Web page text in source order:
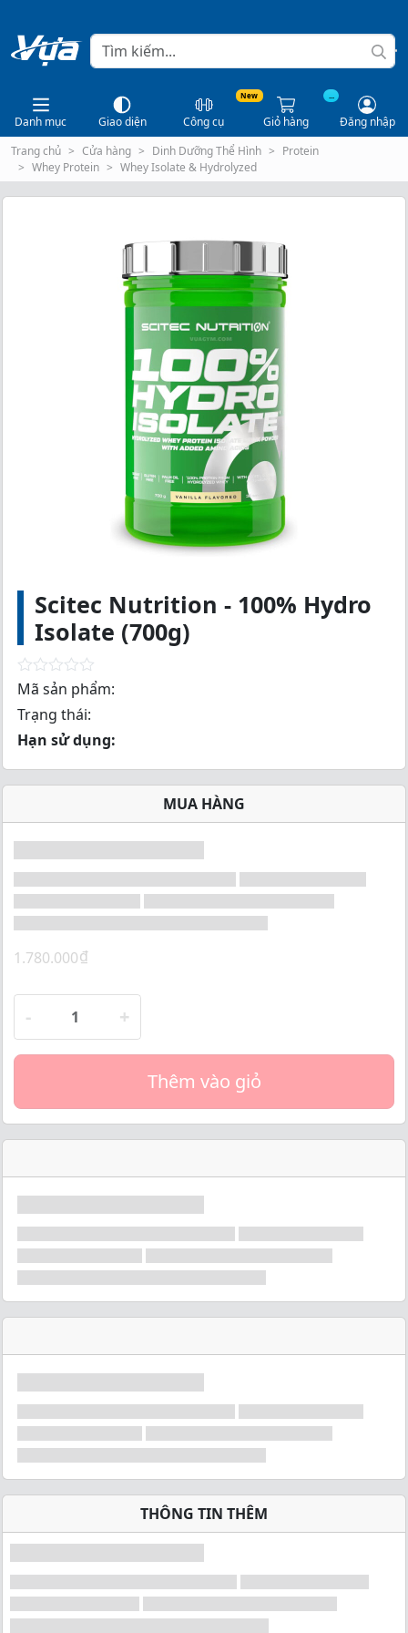
Danh mục Giao diện
New
Công cụ
...
Giỏ hàng
Đăng nhập
Trang chủ
Cửa hàng Dinh Dưỡng Thể Hình
Protein
Whey Protein
Whey Isolate & Hydrolyzed
Scitec Nutrition - 100% Hydro
Isolate (700g)
R
t
d
o
u
5
Mã sản phẩm:
Trạng thái:
Hạn sử dụng:
MUA HÀNG
1.780.000₫
- +
Thêm vào giỏ
THÔNG TIN THÊM